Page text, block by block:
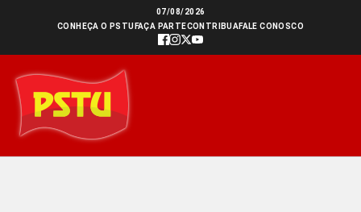
conteúdo
07/08/2026
CONHEÇA O PSTU FAÇA PARTECONTRIBUAFALE CONOSCO